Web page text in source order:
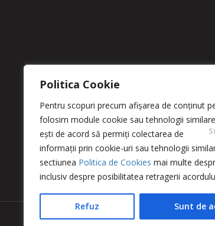
Politica Cookie
Pentru scopuri precum afișarea de conținut
folosim module cookie sau tehnologii
ești de acord să permiți colectarea de
informații prin cookie-uri sau tehnologii
sectiunea Politica de Cookies mai multe
inclusiv despre posibilitatea retragerii
Refuz Sunt de
Negri , Nr. 11 sector 5 –
comenzi@greencosmetic.ro
0213166480 / 0213162760